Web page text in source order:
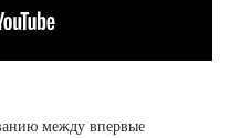
между впервые